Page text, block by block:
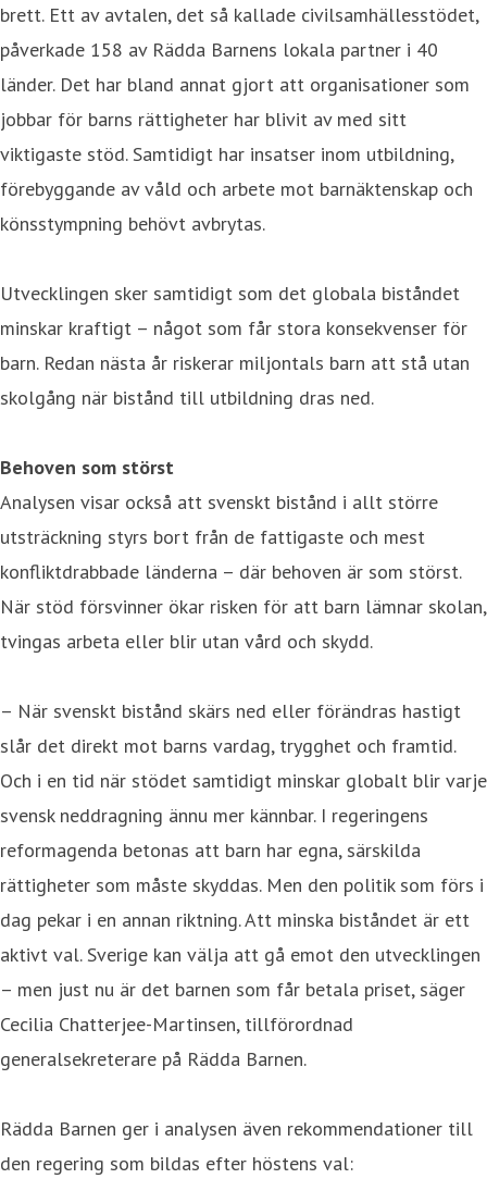
brett. Ett av avtalen, det så kallade civilsamhällesstödet,
påverkade 158 av Rädda Barnens lokala partner i 40
länder. Det har bland annat gjort att organisationer som
jobbar för barns rättigheter har blivit av med sitt
viktigaste stöd. Samtidigt har insatser inom utbildning,
förebyggande av våld och arbete mot barnäktenskap och
könsstympning behövt avbrytas.
Utvecklingen sker samtidigt som det globala biståndet
minskar kraftigt – något som får stora konsekvenser för
barn. Redan nästa år riskerar miljontals barn att stå utan
skolgång när bistånd till utbildning dras ned.
Behoven som störst
Analysen visar också att svenskt bistånd i allt större
utsträckning styrs bort från de fattigaste och mest
konfliktdrabbade länderna – där behoven är som störst.
När stöd försvinner ökar risken för att barn lämnar skolan,
tvingas arbeta eller blir utan vård och skydd.
– När svenskt bistånd skärs ned eller förändras hastigt
slår det direkt mot barns vardag, trygghet och framtid.
Och i en tid när stödet samtidigt minskar globalt blir varje
svensk neddragning ännu mer kännbar. I regeringens
reformagenda betonas att barn har egna, särskilda
rättigheter som måste skyddas. Men den politik som förs i
dag pekar i en annan riktning. Att minska biståndet är ett
aktivt val. Sverige kan välja att gå emot den utvecklingen
– men just nu är det barnen som får betala priset, säger
Cecilia Chatterjee-Martinsen, tillförordnad
generalsekreterare på Rädda Barnen.
Rädda Barnen ger i analysen även rekommendationer till
den regering som bildas efter höstens val: